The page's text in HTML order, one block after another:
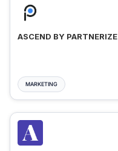
ASCEND BY PARTNERIZE
MARKETING